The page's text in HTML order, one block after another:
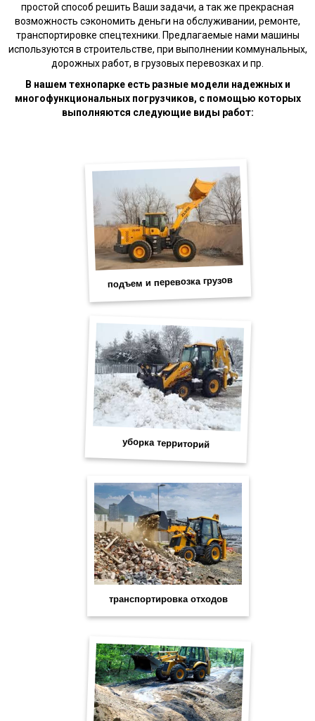
простой способ решить Ваши задачи, а так же прекрасная
возможность сэкономить деньги на обслуживании, ремонте,
транспортировке спецтехники. Предлагаемые нами машины
используются в строительстве, при выполнении коммунальных,
дорожных работ, в грузовых перевозках и пр.
В нашем технопарке есть разные модели надежных и
многофункциональных погрузчиков, с помощью которых
выполняются следующие виды работ: